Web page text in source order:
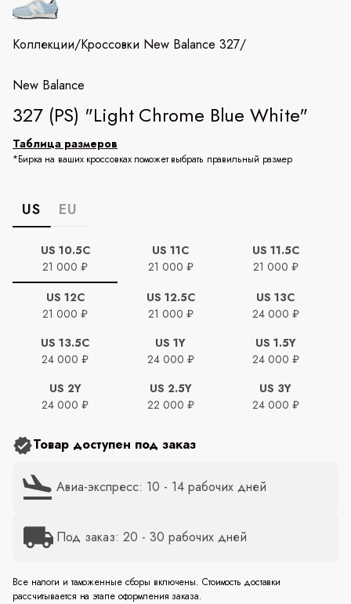
Коллекции/Кроссовки New Balance 327/
New Balance
327 (PS) "Light Chrome Blue White"
Таблица размеров
*Бирка на ваших кроссовках поможет выбрать правильный размер
US EU
US 10.5C
21 000 ₽
US 11C
21 000 ₽
US 11.5C
21 000 ₽
US 12C
21 000 ₽
US 12.5C
21 000 ₽
US 13C
24 000 ₽
US 13.5C
24 000 ₽
US 1Y
24 000 ₽
US 1.5Y
24 000 ₽
US 2Y
24 000 ₽
US 2.5Y
22 000 ₽
US 3Y
24 000 ₽
Товар доступен под заказ
Авиа-экспресс: 10 - 14 рабочих дней
Под заказ: 20 - 30 рабочих дней
Все налоги и таможенные сборы включены. Стоимость доставки
рассчитывается на этапе оформления заказа.